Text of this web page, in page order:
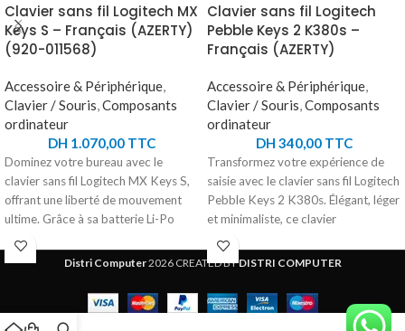
Clavier sans fil Logitech MX
Keys S – Français (AZERTY)
(920-011568)
Accessoire & Périphérique
Clavier / Souris Composants
ordinateur
DH 1.070,00TTC
Dominez votre bureau avec le
clavier sans fil Logitech MX Keys S,
offrant une liberté de mouvement
ultime. Grâce à sa batterie Li-Po
intégrée, profitez de jusqu'à 10 jours
d'autonomie ou jusqu'à 5 mois en
technologie Bluetooth Low Energy
ou le récepteur USB Logi Bolt assure
Clavier sans fil Logitech
Pebble Keys 2 K380s –
Français (AZERTY)
Accessoire & Périphérique
Clavier / Souris Composants
ordinateur
DH 340,00TTC
Transformez votre expérience de
saisie avec le clavier sans fil Logitech
Pebble Keys 2 K380s. Élégant, léger
et minimaliste, ce clavier
Bluetooth® en plastique recyclé
s’adapte parfaitement à vos besoins
Couplage multidispositif pour une
polyvalence optimale et une saisie
Distri Computer2026 CREATED BYDISTRI COMPUTER